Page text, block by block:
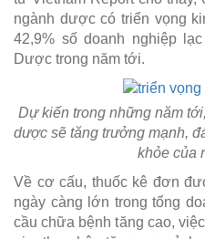
ngành dược có triển vọng
42,9% số doanh nghiệp
Dược trong năm tới.
Dự kiến trong những năm
dược sẽ tăng trưởng mạnh,
khỏe của
Về cơ cấu, thuốc kê đơn
ngày càng lớn trong tổng
cầu chữa bệnh tăng cao,